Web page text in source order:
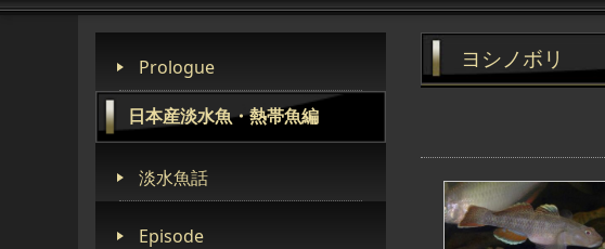
Prologue
日本産淡水魚・熱帯魚編
淡水魚話
Episode
ヨシノボリ